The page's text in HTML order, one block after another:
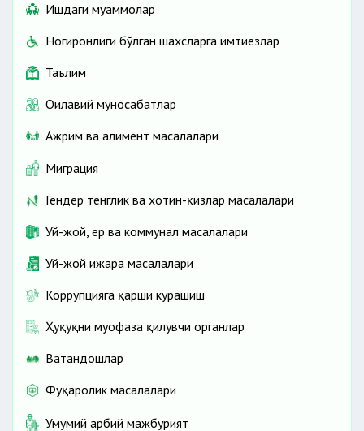
Ишдаги муаммолар
Ногиронлиги бўлган шахсларга имтиёзлар
Таълим
Оилавий муносабатлар
Ажрим ва алимент масалалари
Миграция
Гендер тенглик ва хотин-қизлар масалалари
Уй-жой, ер ва коммунал масалалари
Уй-жой ижара масалалари
Коррупцияга қарши курашиш
Ҳуқуқни муҳофаза қилувчи органлар
Ватандошлар
Фуқаролик масалалари
Умумий ҳарбий мажбурият